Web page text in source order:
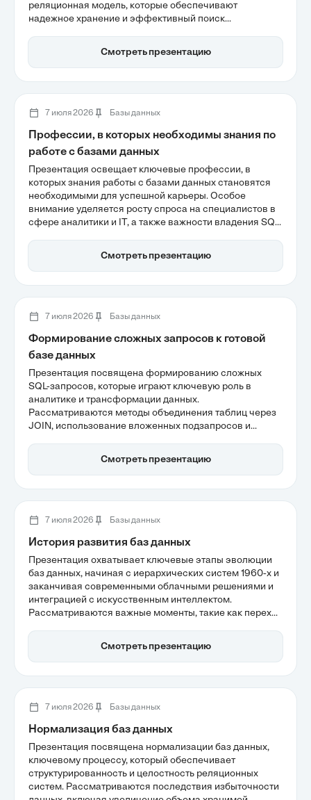
реляционная модель, которые обеспечивают
надежное хранение и эффективный поиск
важности нормализации данных и
стандартизированного языка SQL для управления
Смотреть презентацию
7 июля 2026 Базы данных
Профессии, в которых необходимы знания по
работе с базами данных
Презентация освещает ключевые профессии, в
которых знания работы с базами данных становятся
необходимыми для успешной карьеры. Особое
внимание уделяется росту спроса на специалистов в
сфере аналитики и IT, а также важности владения SQL
ориентированной на данные, способность работать с
информацией становится конкурентным
Смотреть презентацию
7 июля 2026 Базы данных
Формирование сложных запросов к готовой
базе данных
Презентация посвящена формированию сложных
SQL-запросов, которые играют ключевую роль в
аналитике и трансформации данных.
Рассматриваются методы объединения таблиц через
JOIN, использование вложенных подзапросов и
Углубленное понимание этих аспектов позволяет
создавать эффективные запросы и оптимизировать
Смотреть презентацию
7 июля 2026 Базы данных
История развития баз данных
Презентация охватывает ключевые этапы эволюции
баз данных, начиная с иерархических систем 1960-х и
заканчивая современными облачными решениями и
интеграцией с искусственным интеллектом.
Рассматриваются важные моменты, такие как переход
возникновение NoSQL. Участники смогут увидеть, как
эти изменения повлияли на управление данными и их
Смотреть презентацию
7 июля 2026 Базы данных
Нормализация баз данных
Презентация посвящена нормализации баз данных,
ключевому процессу, который обеспечивает
структурированность и целостность реляционных
систем. Рассматриваются последствия избыточности